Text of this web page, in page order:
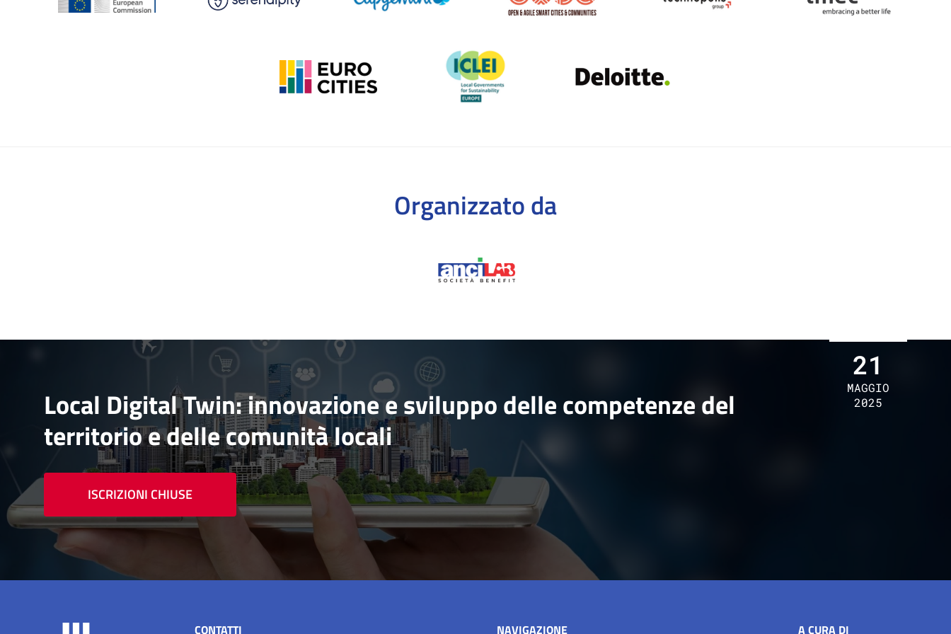
Organizzato da
Local Digital Twin: innovazione e sviluppo delle competenze del
territorio e delle comunità locali
ISCRIZIONI CHIUSE
21
MAGGIO
2025
CONTATTI NAVIGAZIONE A CURA DI